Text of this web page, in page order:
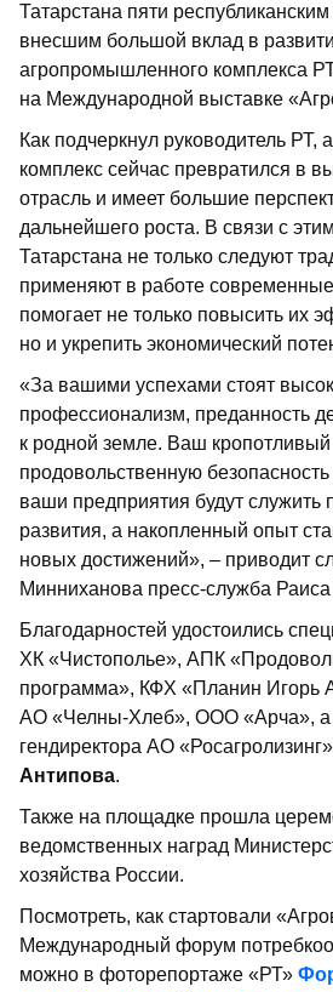
Татарстана пяти
внесшим большой вклад в
агропромышленного комплекса
на Международной выставке
Как подчеркнул руководитель
комплекс сейчас превратился в
отрасль и имеет большие
дальнейшего роста. В связи с
Татарстана не только следуют
применяют в работе
помогает не только повысить их
но и укрепить экономический
«За вашими успехами стоят
профессионализм, преданность
к родной земле. Ваш кропотливый
продовольственную
ваши предприятия будут
развития, а накопленный опыт
новых достижений», – приводит
Минниханова пресс-служба Раиса
Благодарностей удостоились
ХК «Чистополье», АПК
программа», КФХ «Планин Игорь
АО «Челны-Хлеб», ООО «Арча», а
гендиректора АО «Росагролизинг»
Антипова.
Также на площадке прошла
ведомственных наград
хозяйства России.
Посмотреть, как стартовали
Международный форум
можно в фоторепортаже «РТ»